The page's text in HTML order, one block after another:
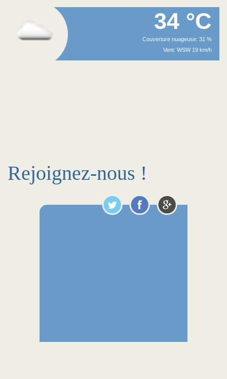
34 °C
Couverture nuageuse: 31 %
Vent: WSW 19 km/h
Rejoignez-nous !